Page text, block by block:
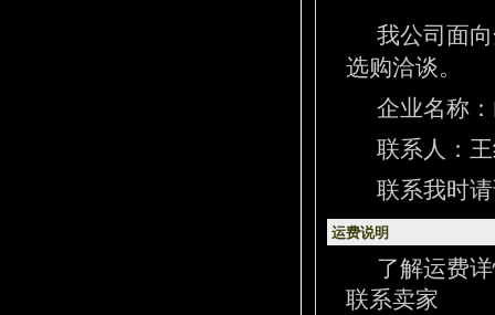
我公司面
选购洽谈。
企业名称
联系人：
联系我时
运费说明
了解运费
联系卖家